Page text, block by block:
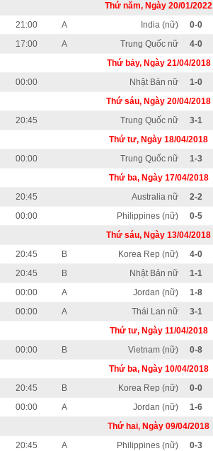
Thứ năm, Ngày 20/01/2022
21:00
A India (nữ) 0-0
17:00
A Trung Quốc nữ 4-0
Thứ bảy, Ngày 21/04/2018
00:00
Nhật Bản nữ 1-0
Thứ sáu, Ngày 20/04/2018
20:45
Trung Quốc nữ 3-1
Thứ tư, Ngày 18/04/2018
00:00
Trung Quốc nữ 1-3
Thứ ba, Ngày 17/04/2018
20:45
Australia nữ 2-2
00:00
Philippines (nữ) 0-5
Thứ sáu, Ngày 13/04/2018
20:45
B Korea Rep (nữ) 4-0
20:45
B Nhật Bản nữ 1-1
00:00
A Jordan (nữ) 1-8
00:00
A Thái Lan nữ 3-1
Thứ tư, Ngày 11/04/2018
00:00
B Vietnam (nữ) 0-8
Thứ ba, Ngày 10/04/2018
20:45
B Korea Rep (nữ) 0-0
00:00
A Jordan (nữ) 1-6
Thứ hai, Ngày 09/04/2018
20:45
A Philippines (nữ) 0-3